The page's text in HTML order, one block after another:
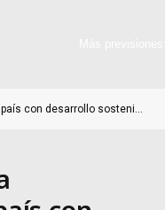
del transporte aéreo, en simposio de la OACI